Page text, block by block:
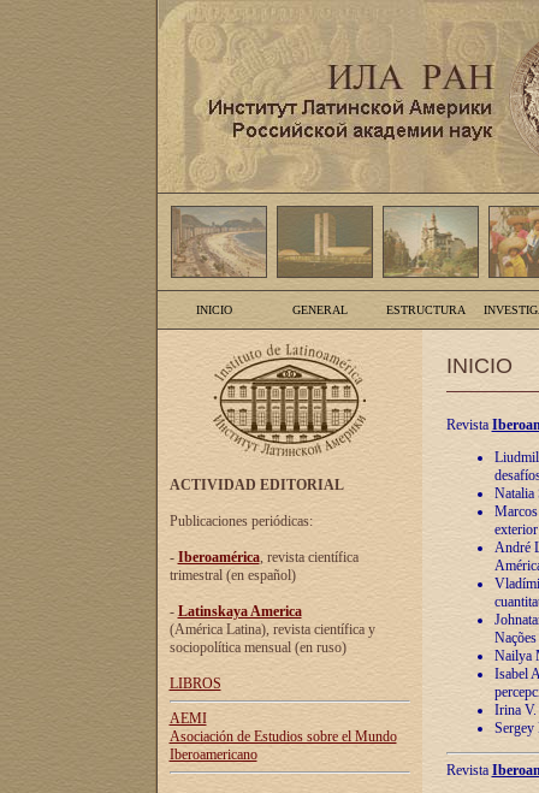
INICIO GENERAL ESTRUCTURA
ACTIVIDAD EDITORIAL
Publicaciones periódicas:
- Iberoamérica, revista científica
trimestral (en español)
- Latinskaya America
(América Latina), revista científica y
sociopolítica mensual (en ruso)
LIBROS
AEMI
Asociación de Estudios sobre el Mundo
Iberoamericano
INICIO
Revista
Natalia
André
Nailya
Isabel
Irina V.
Sergey
Revista